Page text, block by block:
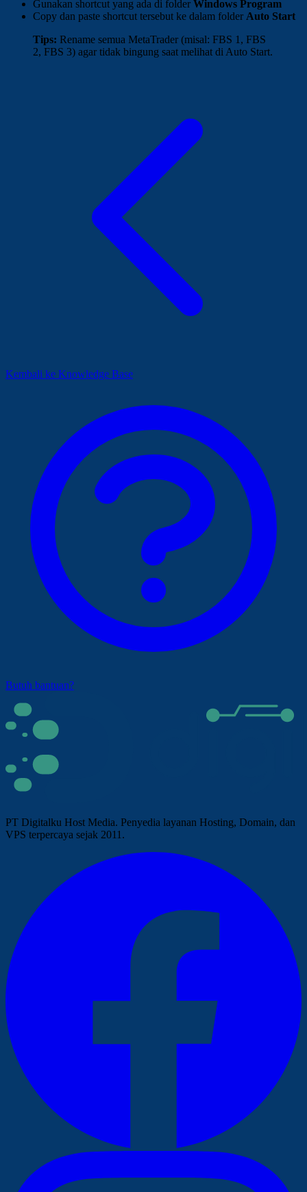
Gunakan shortcut yang ada di folder Windows Program
Copy dan paste shortcut tersebut ke dalam folder Auto Start
Tips: Rename semua MetaTrader (misal: FBS 1, FBS
2, FBS 3) agar tidak bingung saat melihat di Auto Start.
Kembali ke Knowledge Base
Butuh bantuan?
PT Digitalku Host Media. Penyedia layanan Hosting, Domain, dan
VPS terpercaya sejak 2011.